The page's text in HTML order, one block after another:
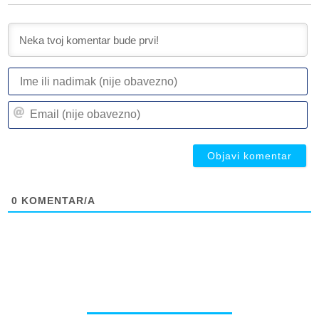
0 KOMENTAR/A